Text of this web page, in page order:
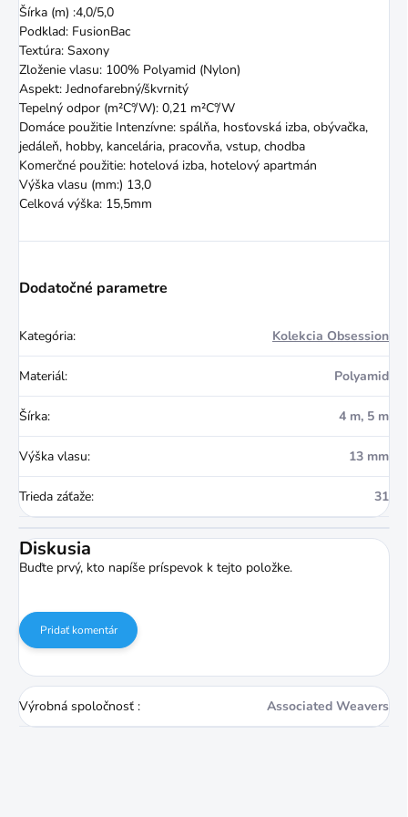
Šírka (m) :4,0/5,0
Podklad: FusionBac
Textúra: Saxony
Zloženie vlasu: 100% Polyamid (Nylon)
Aspekt: Jednofarebný/škvrnitý
Tepelný odpor (m²C°/W): 0,21 m²C°/W
Domáce použitie Intenzívne: spálňa, hosťovská izba, obývačka,
jedáleň, hobby, kancelária, pracovňa, vstup, chodba
Komerčné použitie: hotelová izba, hotelový apartmán
Výška vlasu (mm:) 13,0
Celková výška: 15,5mm
Dodatočné parametre
Kategória: Kolekcia Obsession
Materiál: Polyamid
Šírka: 4 m, 5 m
Výška vlasu: 13 mm
Trieda záťaže: 31
Diskusia
Buďte prvý, kto napíše príspevok k tejto položke.
Pridať komentár
Výrobná spoločnosť : Associated Weavers